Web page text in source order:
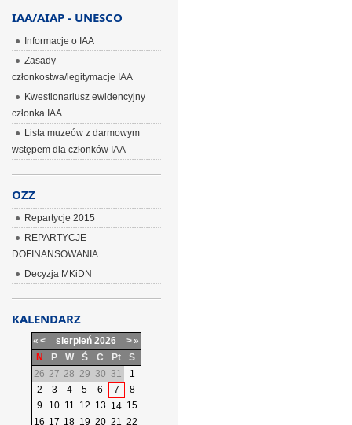
IAA/AIAP - UNESCO
Informacje o IAA
Zasady
członkostwa/legitymacje IAA
Kwestionariusz ewidencyjny
członka IAA
Lista muzeów z darmowym
wstępem dla członków IAA
OZZ
Repartycje 2015
REPARTYCJE -
DOFINANSOWANIA
Decyzja MKiDN
KALENDARZ
« < sierpień 2026 >»
N
P W Ś C Pt
S
26 27 28 29 30 31
1
2
3 4 5 6 7
8
9
10 11 12 13 14 15
16 17 18 19 20 21 22